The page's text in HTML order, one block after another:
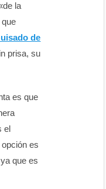
la
de
prisa, su
es que
el
es
que es